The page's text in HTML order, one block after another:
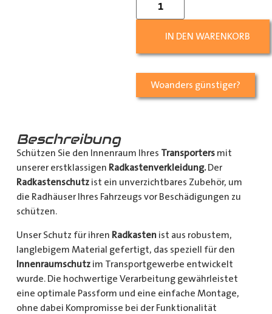
IN DEN WARENKORB
Woanders günstiger?
Beschreibung
Schützen Sie den Innenraum Ihres Transportersmit
unserer erstklassigen Radkastenverkleidung.Der
Radkastenschutzist ein unverzichtbares Zubehör, um
die Radhäuser Ihres Fahrzeugs vor Beschädigungen zu
schützen.
Unser Schutz für ihren Radkastenist aus robustem,
langlebigem Material gefertigt, das speziell für den
Innenraumschutzim Transportgewerbe entwickelt
wurde. Die hochwertige Verarbeitung gewährleistet
eine optimale Passform und eine einfache Montage,
ohne dabei Kompromisse bei der Funktionalität